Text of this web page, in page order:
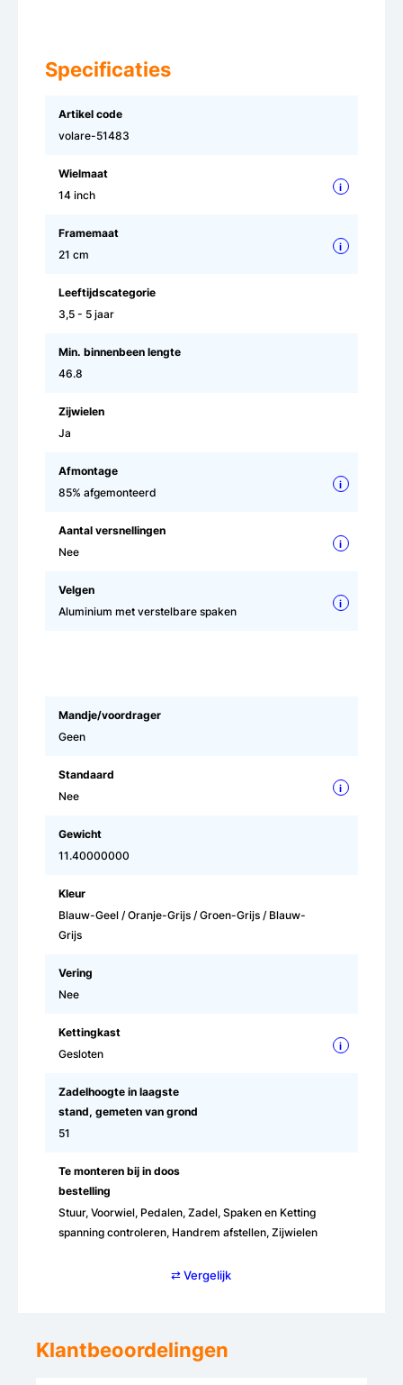
Specificaties
Artikel code
volare-51483
Wielmaat
14 inch
i
Framemaat
21 cm
i
Leeftijdscategorie
3,5 - 5 jaar
Min. binnenbeen lengte
46.8
Zijwielen
Ja
Afmontage
85% afgemonteerd
i
Aantal versnellingen
Nee
i
Velgen
Aluminium met verstelbare spaken
i
Mandje/voordrager
Geen
Standaard
Nee
i
Gewicht
11.40000000
Kleur
Blauw-Geel / Oranje-Grijs / Groen-Grijs / Blauw-
Grijs
Vering
Nee
Kettingkast
Gesloten
i
Zadelhoogte in laagste
stand, gemeten van grond
51
Te monteren bij in doos
bestelling
Stuur, Voorwiel, Pedalen, Zadel, Spaken en Ketting
spanning controleren, Handrem afstellen, Zijwielen
⇄ Vergelijk
Klantbeoordelingen